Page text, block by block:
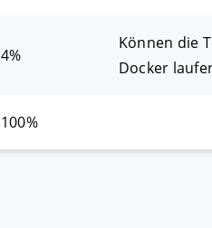
4%
Können die
Docker
100%